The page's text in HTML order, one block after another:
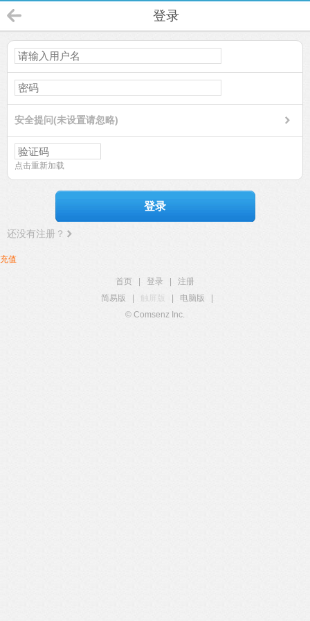
登录
安全提问(未设置请忽略)
点击重新加载
登录
还没有注册？
充值
首页 登录
注册
简易版
触屏版 电脑版
© Comsenz Inc.